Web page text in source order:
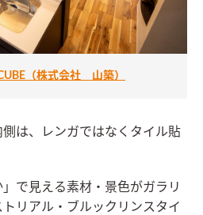
（株式会社 山築）
は、レンガではなくタイル貼
」で見える素材・景色がガラリ
リアル・ブルックリンスタイ